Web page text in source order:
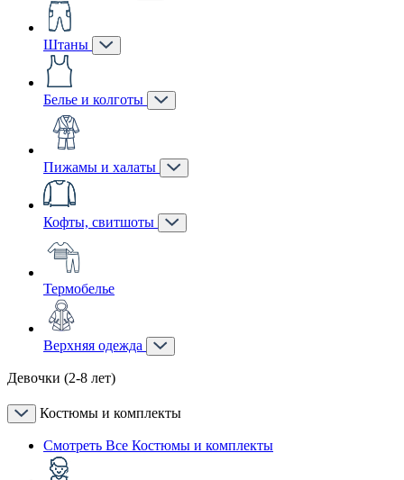
Штаны
Белье и колготы
Пижамы и халаты
Кофты, свитшоты
Термобелье
Верхняя одежда
Девочки (2-8 лет)
Костюмы и комплекты
Смотреть Все Костюмы и комплекты